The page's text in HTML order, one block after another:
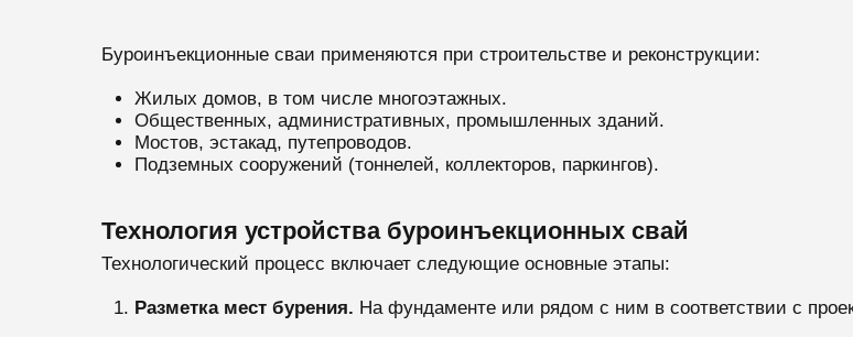
Буроинъекционные сваи применяются при строительстве и реконструкции:
Жилых домов, в том числе многоэтажных.
Общественных, административных, промышленных зданий.
Мостов, эстакад, путепроводов.
Подземных сооружений (тоннелей, коллекторов, паркингов).
Технология устройства буроинъекционных свай
Технологический процесс включает следующие основные этапы:
Разметка мест бурения. На фундаменте или рядом с ним в соответствии с